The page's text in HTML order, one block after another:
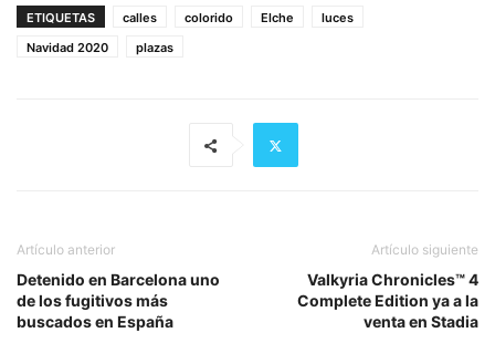
ETIQUETAS calles colorido Elche
luces
Navidad 2020
plazas
Artículo anterior
Detenido en Barcelona uno
de los fugitivos más
buscados en España
Artículo siguiente
Valkyria Chronicles™ 4
Complete Edition ya a la
venta en Stadia